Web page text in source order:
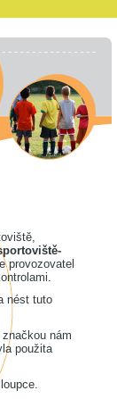
provozovatel
nést tuto
nám
použita